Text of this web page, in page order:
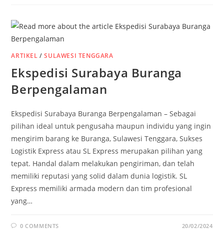
ARTIKEL /SULAWESI TENGGARA
Ekspedisi Surabaya Buranga
Berpengalaman
Ekspedisi Surabaya Buranga Berpengalaman – Sebagai
pilihan ideal untuk pengusaha maupun individu yang ingin
mengirim barang ke Buranga, Sulawesi Tenggara, Sukses
Logistik Express atau SL Express merupakan pilihan yang
tepat. Handal dalam melakukan pengiriman, dan telah
memiliki reputasi yang solid dalam dunia logistik. SL
Express memiliki armada modern dan tim profesional
yang…
0 COMMENTS 20/02/2024